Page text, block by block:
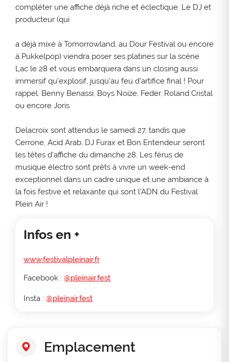
compléter une affiche déjà riche et éclectique. Le DJ et
producteur (qui
a déjà mixé à Tomorrowland, au Dour Festival ou encore
à Pukkelpop) viendra poser ses platines sur la scène
Lac le 28 et vous embarquera dans un closing aussi
immersif qu’explosif, jusqu’au feu d’artifice final ! Pour
rappel, Benny Benassi, Boys Noize, Feder, Roland Cristal
ou encore Joris
Delacroix sont attendus le samedi 27, tandis que
Cerrone, Acid Arab, DJ Furax et Bon Entendeur seront
les têtes d’affiche du dimanche 28. Les férus de
musique électro sont prêts à vivre un week-end
exceptionnel dans un cadre unique et une ambiance à
la fois festive et relaxante qui sont l’ADN du Festival
Plein Air !
Infos en +
www.festivalpleinair.fr
Facebook : @pleinair.fest
Insta : @pleinair.fest
Emplacement